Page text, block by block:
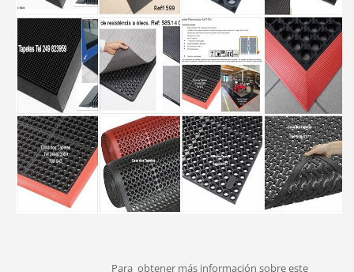
Para obtener más información sobre este